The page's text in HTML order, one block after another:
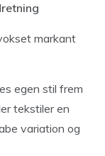
markant
egen stil frem
tekstiler en
variation og